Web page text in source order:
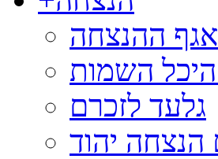
ההנצחה
השמות
גלעד לזכרם
הנצחה יהוד